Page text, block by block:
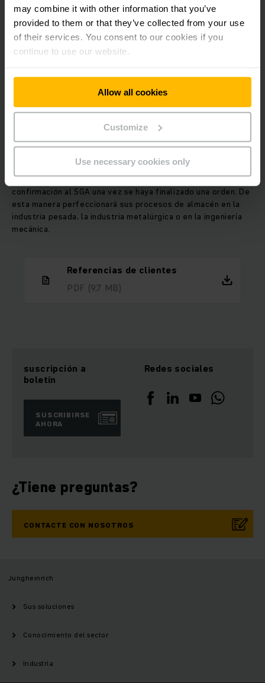
may combine it with other information that you’ve
provided to them or that they’ve collected from your use
of their services. You consent to our cookies if you
continue to use our website.
Allow all cookies
Customize
Use necessary cookies only
No se preocupe: No tendrá problemas de adaptación durante
semanas; la automatización (parcial) funcionará ya al cabo de
muy poco tiempo. Y comprobará muy pronto que las
inversiones en nuestras aplicaciones inteligentes de la
industria 4.0 salen a cuenta: gracias a los progresos en la
también en servicio mixto con carretillas manuales.
Con la interface logística galardonada en varias ocasiones
hemos además conseguido crear una interface entre la
almacenes SGA de Jungheinrich. La interface logística envía
las órdenes de marcha desde el SGA a un AGV y envía una
confirmación al SGA una vez se haya finalizado una orden. De
esta manera perfeccionará sus procesos de almacén en la
industria pesada, la industria metalúrgica o en la ingeniería
mecánica.
Referencias de clientes
PDF (9,7 MB)
suscripción a
boletín
SUSCRIBIRSE
AHORA
Redes sociales
¿Tiene preguntas?
CONTACTE CON NOSOTROS
Jungheinrich
Sus soluciones
Conocimiento del sector
Industria